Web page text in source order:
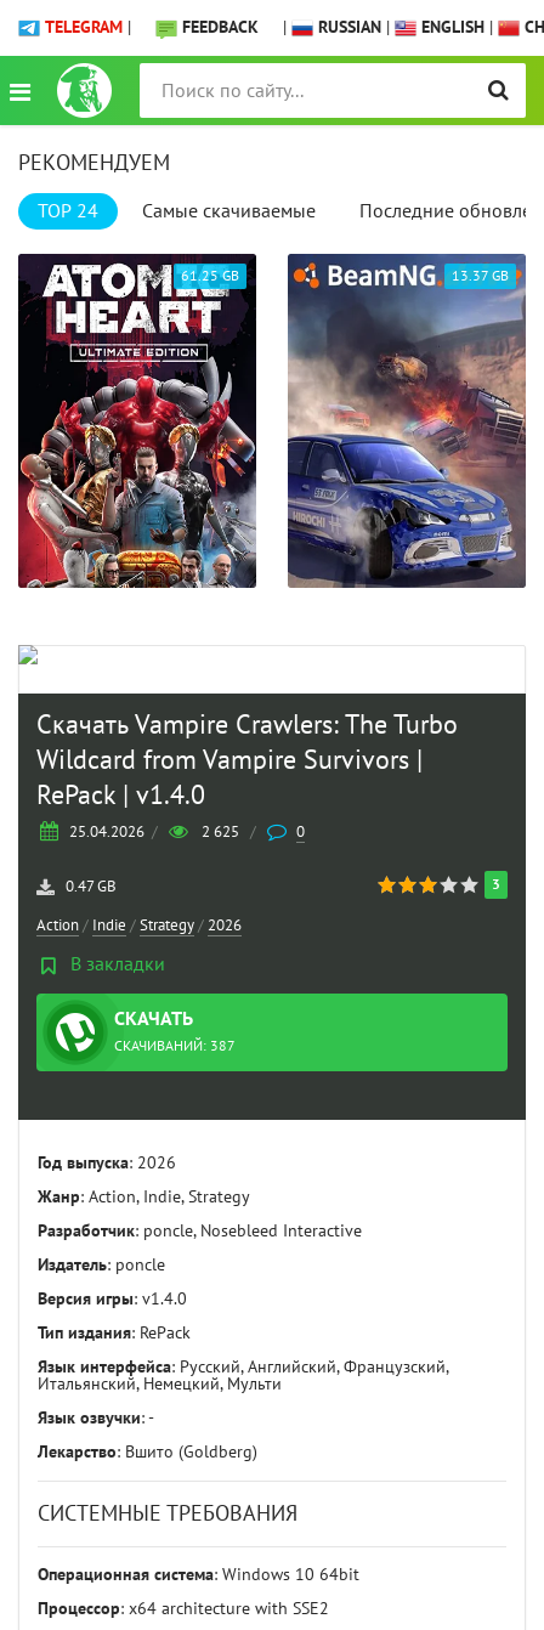
TELEGRAM | FEEDBACK | RUSSIAN | ENGLISH |
РЕКОМЕНДУЕМ
TOP 24 Самые скачиваемые Последние
61.25 GB 13.37 GB
Скачать Vampire Crawlers: The Turbo
Wildcard from Vampire Survivors |
RePack | v1.4.0
25.04.2026 / 2 625 / 0
3
0.47 GB
Action/ Indie /Strategy/ 2026
В закладки
СКАЧАТЬ
ТОРРЕНТ
СКАЧИВАНИЙ: 387
Год выпуска: 2026
Жанр: Action, Indie, Strategy
Разработчик: poncle, Nosebleed Interactive
Издатель: poncle
Версия игры: v1.4.0
Тип издания: RePack
Язык интерфейса: Русский, Английский, Французский,
Итальянский, Немецкий, Мульти
Язык озвучки: -
Лекарство: Вшито (Goldberg)
СИСТЕМНЫЕ ТРЕБОВАНИЯ
Операционная система: Windows 10 64bit
Процессор: x64 architecture with SSE2